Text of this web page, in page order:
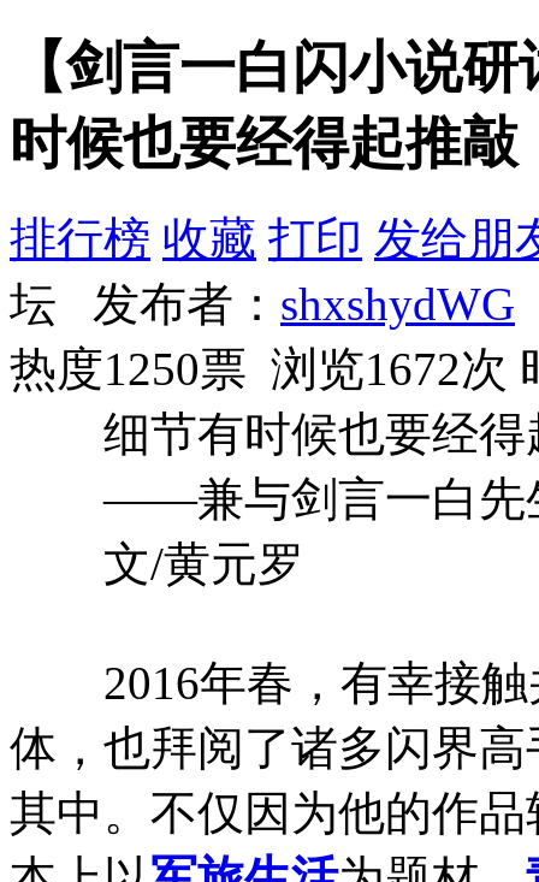
【剑言一白闪小说
时候也要经得起推敲
排行榜 收藏 打印 发给朋
坛 发布者： shxshydWG
热度1250票 浏览1672次
细节有时候也要经得
——兼与剑言一白先
文/黄元罗
2016年春，有幸接触
体，也拜阅了诸多闪界
其中。不仅因为他的作